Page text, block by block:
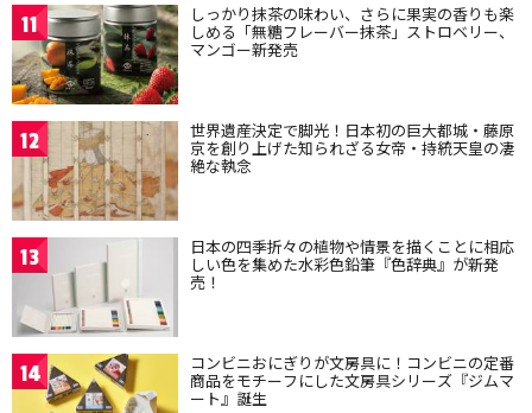
11 しっかり抹茶の味わい、さらに果実の香りも楽
しめる「無糖フレーバー抹茶」ストロベリー、
マンゴー新発売
12 世界遺産決定で脚光！日本初の巨大都城・藤原
京を創り上げた知られざる女帝・持統天皇の凄
絶な執念
13 日本の四季折々の植物や情景を描くことに相応
しい色を集めた水彩色鉛筆『色辞典』が新発
売！
14 コンビニおにぎりが文房具に！コンビニの定番
商品をモチーフにした文房具シリーズ『ジムマ
ート』誕生